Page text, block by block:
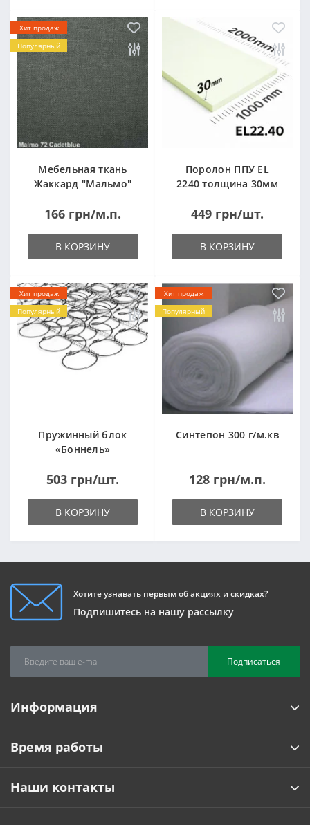
Хит продаж
Популярный
Мебельная ткань
Жаккард "Мальмо"
166 грн/м.п.
В КОРЗИНУ
Поролон ППУ EL
2240 толщина 30мм
(1000x2000мм)
449 грн/шт.
В КОРЗИНУ
Хит продаж
Популярный
Пружинный блок
«Боннель»
503 грн/шт.
В КОРЗИНУ
Хит продаж
Популярный
Синтепон 300 г/м.кв
128 грн/м.п.
В КОРЗИНУ
Хотите узнавать первым об акциях и скидках?
Подпишитесь на нашу рассылку
Подписаться
Информация
Время работы
Наши контакты